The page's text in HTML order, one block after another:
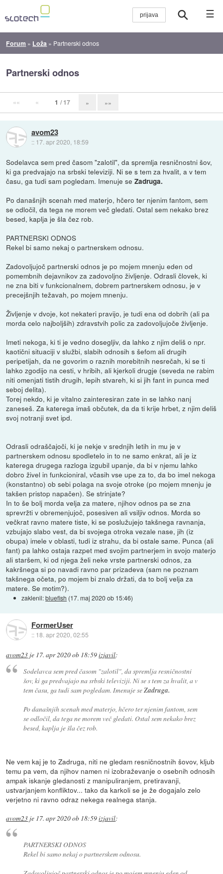
☰
Forum » Loža » Partnerski odnos
Partnerski odnos
«« « 1 / 17 » »»
avom23
:: 17. apr 2020, 18:59
Sodelavca sem pred časom "zalotil", da spremlja resničnostni šov,
ki ga predvajajo na srbski televiziji. Ni se s tem za hvalit, a v tem
času, ga tudi sam pogledam. Imenuje seZadruga.
Po današnjih scenah med materjo, hčero ter njenim fantom, sem
se odločil, da tega ne morem več gledati. Ostal sem nekako brez
besed, kaplja je šla čez rob.
PARTNERSKI ODNOS
Rekel bi samo nekaj o partnerskem odnosu.
Zadovoljujoč partnerski odnos je po mojem mnenju eden od
pomembnih dejavnikov za zadovoljno življenje. Odrasli človek, ki
ne zna biti v funkcionalnem, dobrem partnerskem odnosu, je v
precejšnjih težavah, po mojem mnenju.
Življenje v dvoje, kot nekateri pravijo, je tudi ena od dobrih (ali pa
morda celo najboljših) zdravstvih polic za zadovoljujoče življenje.
Imeti nekoga, ki ti je vedno dosegljiv, da lahko z njim deliš o npr.
kaotični situaciji v službi, slabih odnosih s šefom ali drugih
peripetijah, da ne govorim o raznih morebitnih nesrečah, ki se ti
lahko zgodijo na cesti, v hribih, ali kjerkoli drugje (seveda ne rabim
niti omenjati tistih drugih, lepih stvareh, ki si jih fant in punca med
seboj delita).
Torej nekdo, ki je vitalno zainteresiran zate in se lahko nanj
zaneseš. Za katerega imaš občutek, da da ti krije hrbet, z njim deliš
svoj notranji svet ipd.
Odrasli odraščajoči, ki je nekje v srednjih letih in mu je v
partnerskem odnosu spodletelo in to ne samo enkrat, ali je iz
katerega drugega razloga izgubil upanje, da bi v njemu lahko
dobro živel in funkcioniral, včasih vse upe za to, da bo imel nekoga
(konstantno) ob sebi polaga na svoje otroke (po mojem mnenju je
takšen pristop napačen). Se strinjate?
In to še bolj morda velja za matere, njihov odnos pa se zna
sprevržti v obremenjujoč, posesiven ali vsiljiv odnos. Morda so
večkrat ravno matere tiste, ki se poslužujejo takšnega ravnanja,
vzbujajo slabo vest, da bi svojega otroka vezale nase, jih (iz
obupa) imele v oblasti, tudi iz strahu, da bi ostale same. Punca (ali
fant) pa lahko ostaja razpet med svojim partnerjem in svojo materjo
ali staršem, ki od njega želi neke vrste partnerski odnos, za
kakršnega si po navadi ravno par prizadeva (sam ne poznam
takšnega očeta, po mojem bi znalo držati, da to bolj velja za
matere. Se motim?).
zaklenil:bluefish (17. maj 2020 ob 15:46)
FormerUser
:: 18. apr 2020, 02:55
avom23 je 17. apr 2020 ob 18:59izjavil:
Sodelavca sem pred časom "zalotil", da spremlja resničnostni
šov, ki ga predvajajo na srbski televiziji. Ni se s tem za hvalit, a v
tem času, ga tudi sam pogledam. Imenuje seZadruga.
Po današnjih scenah med materjo, hčero ter njenim fantom, sem
se odločil, da tega ne morem več gledati. Ostal sem nekako brez
besed, kaplja je šla čez rob.
Ne vem kaj je to Zadruga, niti ne gledam resničnostnih šovov, kljub
temu pa vem, da njihov namen ni izobraževanje o osebnih odnosih
ampak iskanje gledanosti z manipuliranjem, pretiravanji,
ustvarjanjem konfliktov... tako da karkoli se je že dogajalo zelo
verjetno ni ravno odraz nekega realnega stanja.
avom23 je 17. apr 2020 ob 18:59izjavil:
PARTNERSKI ODNOS
Rekel bi samo nekaj o partnerskem odnosu.